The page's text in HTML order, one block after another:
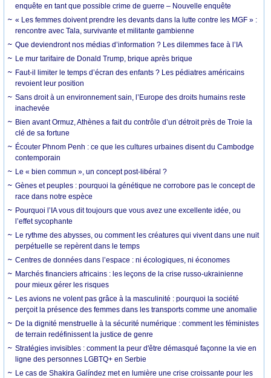
enquête en tant que possible crime de guerre – Nouvelle enquête
« Les femmes doivent prendre les devants dans la lutte contre les MGF » :
rencontre avec Tala, survivante et militante gambienne
Que deviendront nos médias d’information ? Les dilemmes face à l’IA
Le mur tarifaire de Donald Trump, brique après brique
Faut-il limiter le temps d’écran des enfants ? Les pédiatres américains
revoient leur position
Sans droit à un environnement sain, l’Europe des droits humains reste
inachevée
Bien avant Ormuz, Athènes a fait du contrôle d’un détroit près de Troie la
clé de sa fortune
Écouter Phnom Penh : ce que les cultures urbaines disent du Cambodge
contemporain
Le « bien commun », un concept post-libéral ?
Gènes et peuples : pourquoi la génétique ne corrobore pas le concept de
race dans notre espèce
Pourquoi l’IA vous dit toujours que vous avez une excellente idée, ou
l’effet sycophante
Le rythme des abysses, ou comment les créatures qui vivent dans une nuit
perpétuelle se repèrent dans le temps
Centres de données dans l’espace : ni écologiques, ni économes
Marchés financiers africains : les leçons de la crise russo-ukrainienne
pour mieux gérer les risques
Les avions ne volent pas grâce à la masculinité : pourquoi la société
perçoit la présence des femmes dans les transports comme une anomalie
De la dignité menstruelle à la sécurité numérique : comment les féministes
de terrain redéfinissent la justice de genre
Stratégies invisibles : comment la peur d'être démasqué façonne la vie en
ligne des personnes LGBTQ+ en Serbie
Le cas de Shakira Galíndez met en lumière une crise croissante pour les